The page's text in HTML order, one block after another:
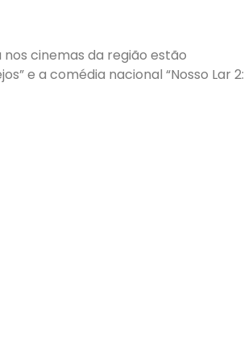
cinemas da região estão
e a comédia nacional “Nosso Lar 2: